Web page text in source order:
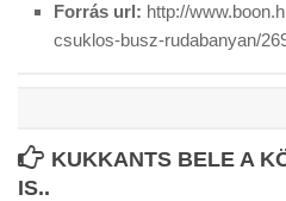
Forrás url: http://
csuklos-busz-rudabanyan/
KUKKANTS BELE A
IS..